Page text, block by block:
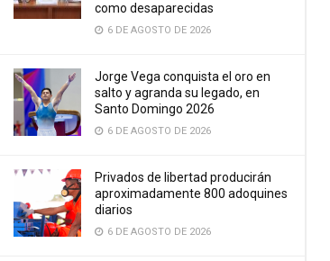
como desaparecidas
6 DE AGOSTO DE 2026
Jorge Vega conquista el oro en
salto y agranda su legado, en
Santo Domingo 2026
6 DE AGOSTO DE 2026
Privados de libertad producirán
aproximadamente 800 adoquines
diarios
6 DE AGOSTO DE 2026